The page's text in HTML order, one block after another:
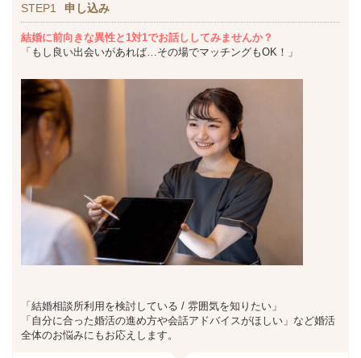
STEP1 申し込み
結婚に前向きな異性と1対1でお話ししてみませんか？
「もし良い出会いがあれば…その場でマッチングもOK！」
「結婚相談所利用を検討している / 雰囲気を知りたい」
「自分に合った婚活の進め方や会話アドバイスがほしい」など婚活
全体のお悩みにもお応えします。